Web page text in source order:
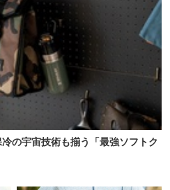
の宇宙技術も揃う「最強ソフトク